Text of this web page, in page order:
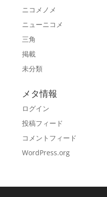
ニコメノメ
ニューニコメ
三角
掲載
未分類
メタ情報
ログイン
投稿フィード
コメントフィード
WordPress.org